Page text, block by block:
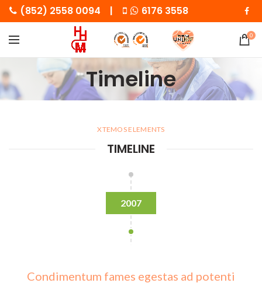
(852) 2558 0094 | 6176 3558
0
Timeline
XTEMOS ELEMENTS
TIMELINE
2007
Condimentum fames egestas ad potenti